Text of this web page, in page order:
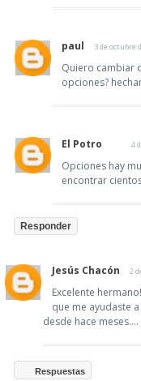
paul 3 de octubre
Quiero cambiar
opciones?
El Potro 4
Opciones hay
encontrar
Responder
Jesús Chacón 2
Excelente
que me ayudaste
desde hace meses....
Respuestas